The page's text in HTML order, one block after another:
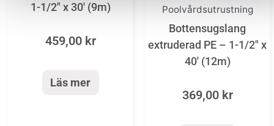
1-1/2″ x 30′ (9m)
459,00 kr
Läs mer
Poolvårdsutrustning
Bottensugslang
extruderad PE – 1-1/2″ x
40′ (12m)
369,00 kr